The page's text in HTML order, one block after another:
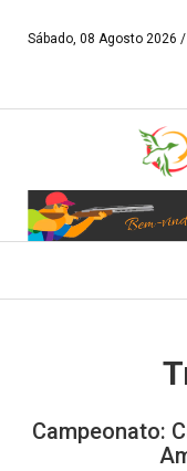
Sábado, 08 Agosto 2026 /
Campeonato: